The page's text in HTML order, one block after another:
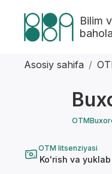
Bilim
Asosiy sahifa
OTM
OTM litsenziyasi
Ko'rish va